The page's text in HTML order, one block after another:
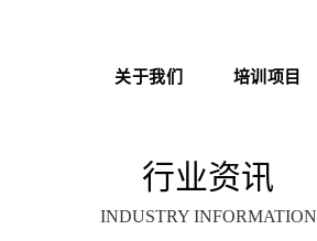
关于我们
业
培训项目
心理治疗师
行业资讯
INDUSTRY INFORMATION